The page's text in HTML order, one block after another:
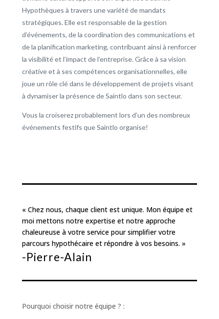
Hypothèques à travers une variété de mandats
stratégiques. Elle est responsable de la gestion
d’événements, de la coordination des communications et
de la planification marketing, contribuant ainsi à renforcer
la visibilité et l’impact de l’entreprise. Grâce à sa vision
créative et à ses compétences organisationnelles, elle
joue un rôle clé dans le développement de projets visant
à dynamiser la présence de Saintlo dans son secteur.
Vous la croiserez probablement lors d’un des nombreux
événements festifs que Saintlo organise!
« Chez nous, chaque client est unique. Mon équipe et
moi mettons notre expertise et notre approche
chaleureuse à votre service pour simplifier votre
parcours hypothécaire et répondre à vos besoins. »
-Pierre-Alain
Pourquoi choisir notre équipe ? :